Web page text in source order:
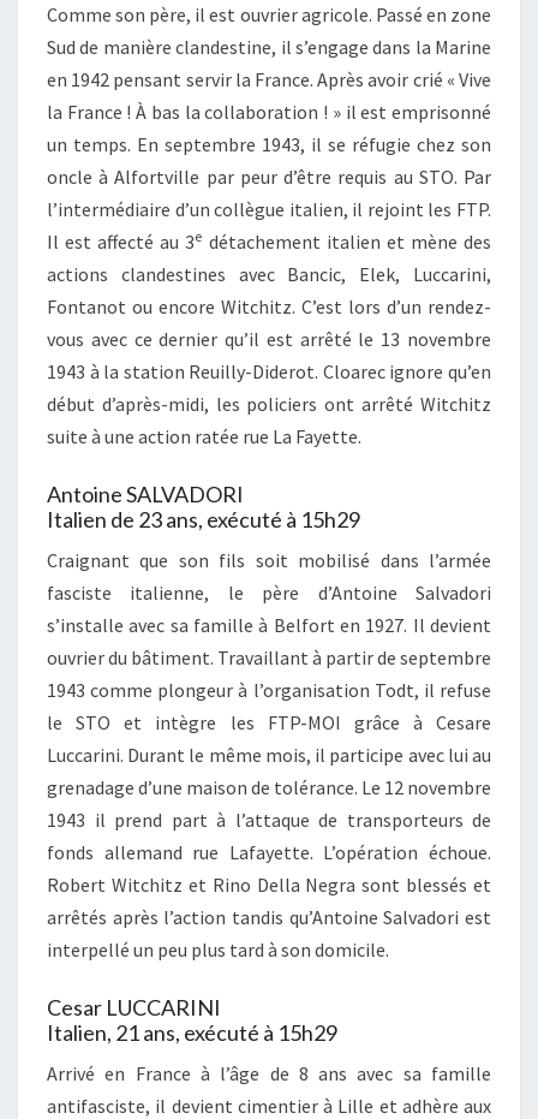
Comme son père, il est ouvrier agricole. Passé en zone
Sud de manière clandestine, il s’engage dans la Marine
en 1942 pensant servir la France. Après avoir crié « Vive
la France ! À bas la collaboration ! » il est emprisonné
un temps. En septembre 1943, il se réfugie chez son
oncle à Alfortville par peur d’être requis au STO. Par
l’intermédiaire d’un collègue italien, il rejoint les FTP.
Il est affecté au 3e détachement italien et mène des
actions clandestines avec Bancic, Elek, Luccarini,
Fontanot ou encore Witchitz. C’est lors d’un rendez-
vous avec ce dernier qu’il est arrêté le 13 novembre
1943 à la station Reuilly-Diderot. Cloarec ignore qu’en
début d’après-midi, les policiers ont arrêté Witchitz
suite à une action ratée rue La Fayette.
Antoine SALVADORI
Italien de 23 ans, exécuté à 15h29
Craignant que son fils soit mobilisé dans l’armée
fasciste italienne, le père d’Antoine Salvadori
s’installe avec sa famille à Belfort en 1927. Il devient
ouvrier du bâtiment. Travaillant à partir de septembre
1943 comme plongeur à l’organisation Todt, il refuse
le STO et intègre les FTP-MOI grâce à Cesare
Luccarini. Durant le même mois, il participe avec lui au
grenadage d’une maison de tolérance. Le 12 novembre
1943 il prend part à l’attaque de transporteurs de
fonds allemand rue Lafayette. L’opération échoue.
Robert Witchitz et Rino Della Negra sont blessés et
arrêtés après l’action tandis qu’Antoine Salvadori est
interpellé un peu plus tard à son domicile.
Cesar LUCCARINI
Italien, 21 ans, exécuté à 15h29
Arrivé en France à l’âge de 8 ans avec sa famille
antifasciste, il devient cimentier à Lille et adhère aux